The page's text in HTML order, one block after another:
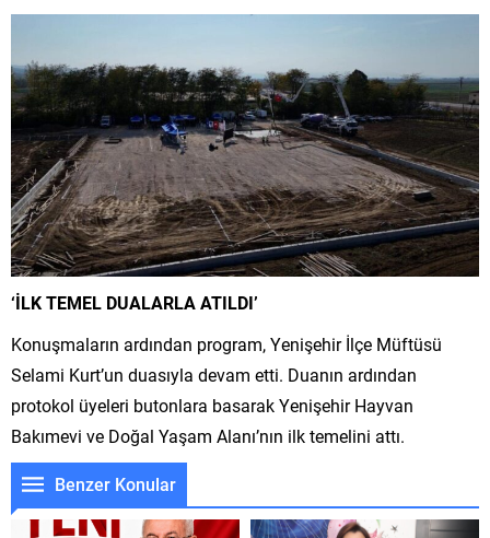
‘İLK TEMEL DUALARLA ATILDI’
Konuşmaların ardından program, Yenişehir İlçe Müftüsü
Selami Kurt’un duasıyla devam etti. Duanın ardından
protokol üyeleri butonlara basarak Yenişehir Hayvan
Bakımevi ve Doğal Yaşam Alanı’nın ilk temelini attı.
Benzer Konular